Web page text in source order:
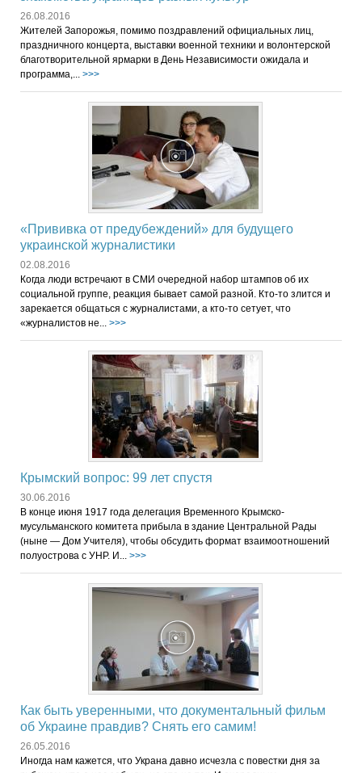
26.08.2016
Жителей Запорожья, помимо поздравлений официальных лиц,
праздничного концерта, выставки военной техники и волонтерской
благотворительной ярмарки в День Независимости ожидала и
программа,... >>>
«Прививка от предубеждений» для будущего
украинской журналистики
02.08.2016
Когда люди встречают в СМИ очередной набор штампов об их
социальной группе, реакция бывает самой разной. Кто-то злится и
зарекается общаться с журналистами, а кто-то сетует, что
«журналистов не... >>>
Крымский вопрос: 99 лет спустя
30.06.2016
В конце июня 1917 года делегация Временного Крымско-
мусульманского комитета прибыла в здание Центральной Рады
(ныне — Дом Учителя), чтобы обсудить формат взаимоотношений
полуострова с УНР. И... >>>
Как быть уверенными, что документальный фильм
об Украине правдив? Снять его самим!
26.05.2016
Иногда нам кажется, что Украна давно исчезла с повестки дня за